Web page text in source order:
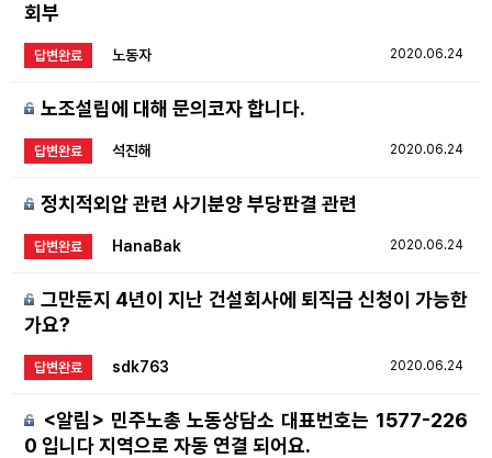
회부
답변완료 2020.06.24
노동자
노조설립에 대해 문의코자 합니다.
답변완료 2020.06.24
석진해
정치적외압 관련 사기분양 부당판결 관련
답변완료 2020.06.24
HanaBak
그만둔지 4년이 지난 건설회사에 퇴직금 신청이 가능한
가요?
답변완료 2020.06.24
sdk763
<알림> 민주노총 노동상담소 대표번호는 1577-226
0 입니다 지역으로 자동 연결 되어요.